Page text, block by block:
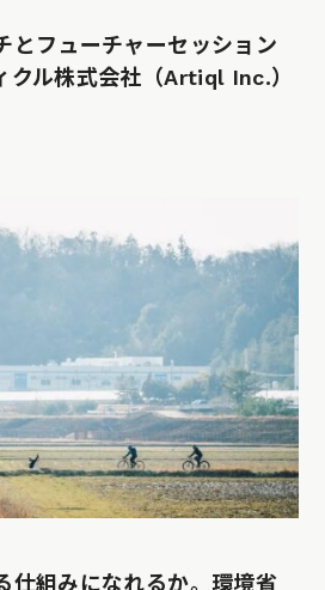
とフューチャーセッション
クル株式会社（Artiql Inc.）
仕組みになれるか。環境省